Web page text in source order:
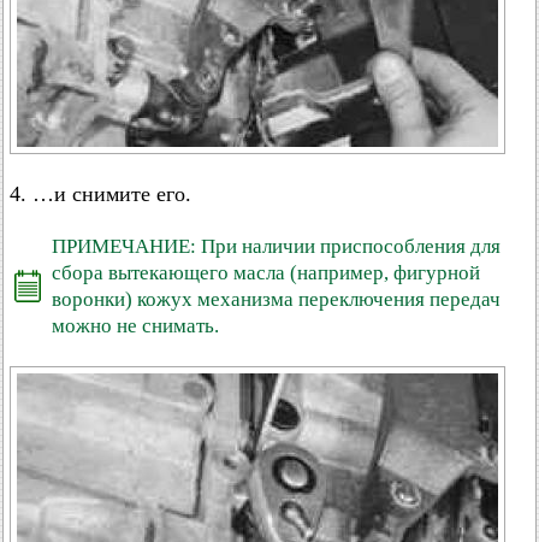
4. …и снимите его.
ПРИМЕЧАНИЕ: При наличии приспособления для
сбора вытекающего масла (например, фигурной
воронки) кожух механизма переключения передач
можно не снимать.